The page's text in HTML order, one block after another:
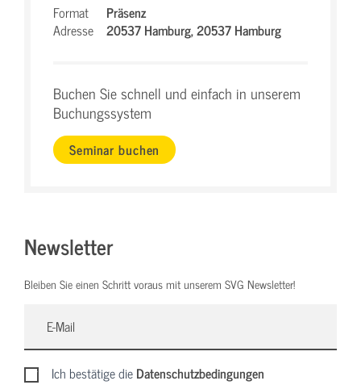
Format
Präsenz
Adresse
20537 Hamburg,20537 Hamburg
Buchen Sie schnell und einfach in unserem
Buchungssystem
Seminar buchen
Newsletter
Bleiben Sie einen Schritt voraus mit unserem SVG Newsletter!
Ich bestätige dieDatenschutzbedingungen